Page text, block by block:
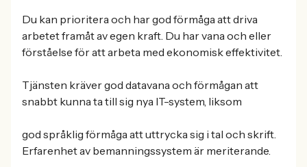
Du kan prioritera och har god förmåga att driva
arbetet framåt av egen kraft. Du har vana och eller
förståelse för att arbeta med ekonomisk effektivitet.
Tjänsten kräver god datavana och förmågan att
snabbt kunna ta till sig nya IT-system, liksom
god språklig förmåga att uttrycka sig i tal och skrift.
Erfarenhet av bemanningssystem är meriterande.